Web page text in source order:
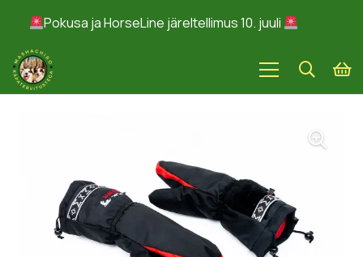
Pokusa ja HorseLine järeltellimus 10. juuli